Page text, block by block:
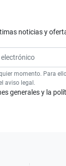
noticias y
momento. Para
aviso legal.
generales y la